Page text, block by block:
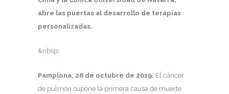
abre las puertas al desarrollo de terapias
personalizadas.
&nbsp;
Pamplona, 28 de octubre de 2019. El cáncer
de pulmón supone la primera causa de muerte